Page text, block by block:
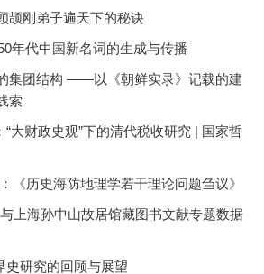
颉刚弟子遍天下的秘诀
年代中国新名词的生成与传播
集团结构 ——以《朝鲜实录》记载的建
索
大财政史观”下的清代税收研究 | 国家哲
《历史海防地理学若干理论问题刍议》
上海孙中山故居馆藏图书文献专题数据
史研究的回顾与展望